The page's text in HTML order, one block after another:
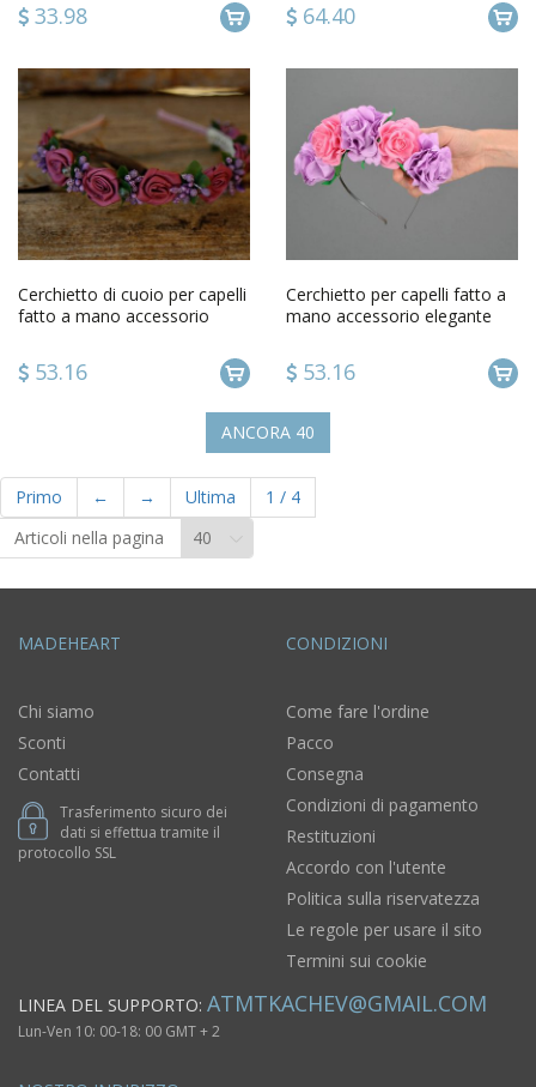
33.98 64.40
Cerchietto di cuoio per capelli
fatto a mano accessorio
53.16
Cerchietto per capelli fatto a
mano accessorio elegante
53.16
ANCORA 40
Primo ← → Ultima 1 / 4
Articoli nella pagina
MADEHEART
Chi siamo
Sconti
Contatti
Trasferimento sicuro dei
dati si effettua tramite il
protocollo SSL
CONDIZIONI
Come fare l'ordine
Pacco
Consegna
Condizioni di pagamento
Restituzioni
Accordo con l'utente
Politica sulla riservatezza
Le regole per usare il sito
Termini sui cookie
LINEA DEL SUPPORTO: ATMTKACHEV@GMAIL.COM
Lun-Ven 10: 00-18: 00 GMT + 2